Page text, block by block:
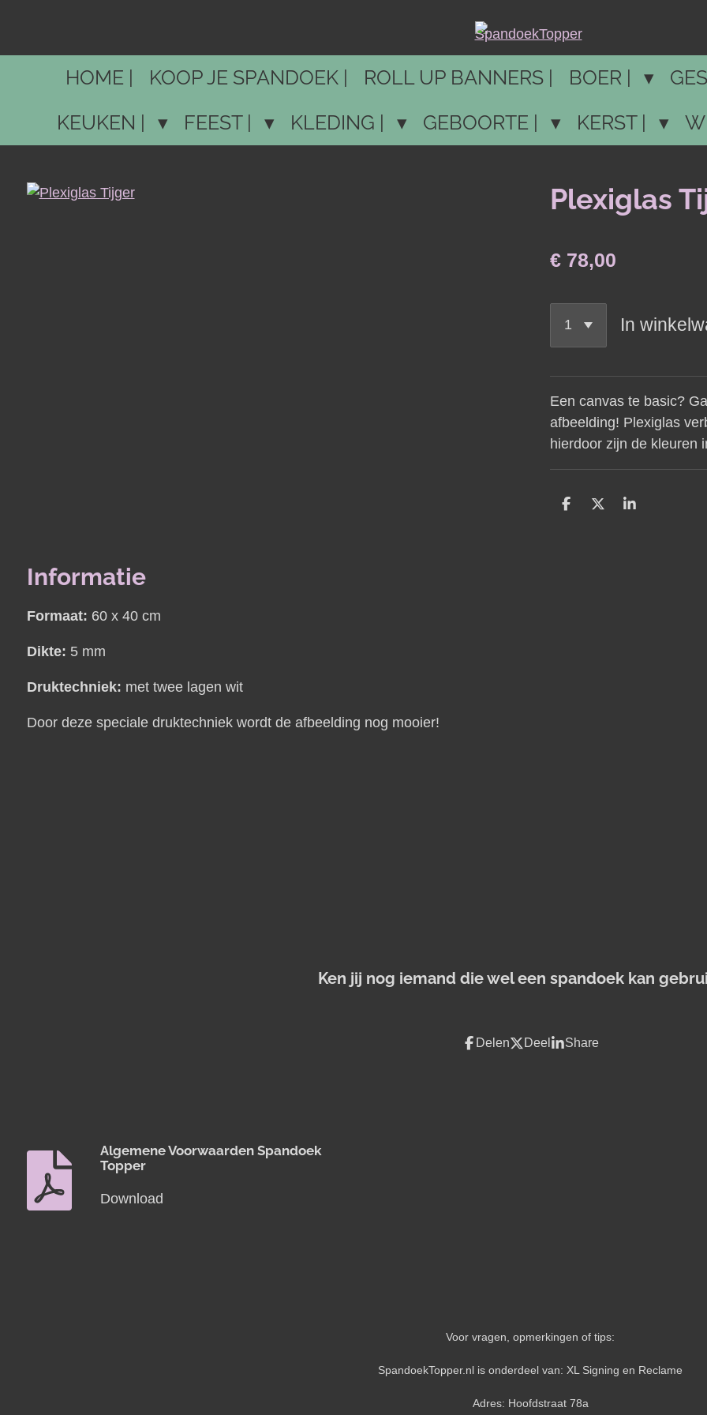
naar
HOME | KOOP JE SPANDOEK | ROLL UP BANNERS | BOER |
KEUKEN |
FEEST | KLEDING | GEBOORTE | KERST |
Plexiglas
€ 78,00
In
Een canvas te basic?
afbeelding! Plexiglas
hierdoor zijn de kleuren
D
D
S
Informatie
Formaat: 60 x 40 cm
Dikte: 5 mm
Druktechniek: met twee lagen wit
Door deze speciale druktechniek wordt de afbeelding nog mooier!
Ken jij nog iemand die wel een spandoek kan
Delen Deel Share
Algemene Voorwaarden Spandoek
Topper
Download
Voor vragen, opmerkingen of tips:
SpandoekTopper.nl is onderdeel van: XL Signing en Reclame
Adres: Hoofdstraat 78a